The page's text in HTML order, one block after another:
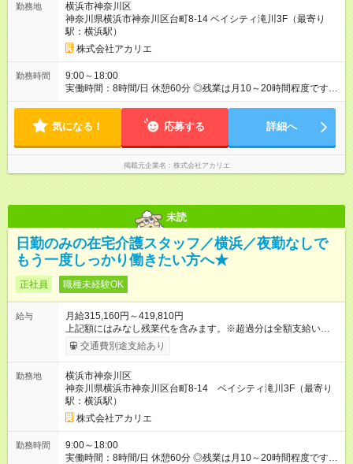
態、給与は本採用時と同じです。
勤務地
横浜市神奈川区
神奈川県横浜市神奈川区台町8-14 ベイシティ滝川3F（最寄り
駅：横浜駅）
株式会社アカリエ
勤務時間
9:00～18:00
実働時間：8時間/日 休憩60分 ◎残業は月10～20時間程度です！
◎お客様のご依頼により前後する可能性があります。
気になる！ 応募する 詳細へ
掲載元企業名 株式会社アカリエ
未読
日勤のみの在宅介護スタッフ／横浜／夜勤なしで
もう一度しっかり働きたい方へ★
正社員 職種未経験OK
給与
月給315,160円～419,810円
上記額にはみなし残業代を含みます。※超過分は全額支給いたし
ます。 みなし残業代 39,360円 ～ 52,010円／月 みなし残業時
間 20時間／月 ※資格・経験により記載金額から変動の可能性あ
態、給与は本採用時と同じです。
交通費別途支給あり
勤務地
横浜市神奈川区
神奈川県横浜市神奈川区台町8-14 ベイシティ滝川3F（最寄り
駅：横浜駅）
株式会社アカリエ
勤務時間
9:00～18:00
実働時間：8時間/日 休憩60分 ◎残業は月10～20時間程度です！